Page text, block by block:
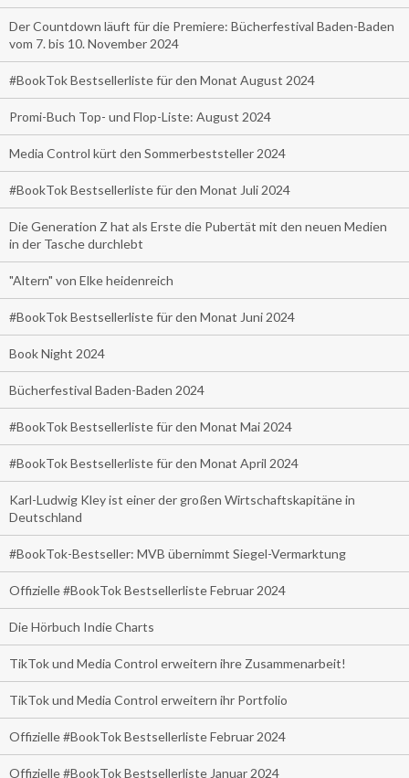
Der Countdown läuft für die Premiere: Bücherfestival Baden-Baden
vom 7. bis 10. November 2024
#BookTok Bestsellerliste für den Monat August 2024
Promi-Buch Top- und Flop-Liste: August 2024
Media Control kürt den Sommerbeststeller 2024
#BookTok Bestsellerliste für den Monat Juli 2024
Die Generation Z hat als Erste die Pubertät mit den neuen Medien
in der Tasche durchlebt
"Altern" von Elke heidenreich
#BookTok Bestsellerliste für den Monat Juni 2024
Book Night 2024
Bücherfestival Baden-Baden 2024
#BookTok Bestsellerliste für den Monat Mai 2024
#BookTok Bestsellerliste für den Monat April 2024
Karl-Ludwig Kley ist einer der großen Wirtschaftskapitäne in
Deutschland
#BookTok-Bestseller: MVB übernimmt Siegel-Vermarktung
Offizielle #BookTok Bestsellerliste Februar 2024
Die Hörbuch Indie Charts
TikTok und Media Control erweitern ihre Zusammenarbeit!
TikTok und Media Control erweitern ihr Portfolio
Offizielle #BookTok Bestsellerliste Februar 2024
Offizielle #BookTok Bestsellerliste Januar 2024